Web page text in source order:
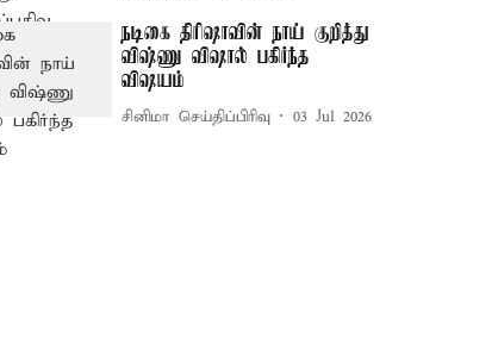
நடிகை திரிஷாவின் நாய் குறித்து
விஷ்ணு விஷால் பகிர்ந்த
விஷயம்
சினிமா செய்திப்பிரிவு 03 Jul 2026